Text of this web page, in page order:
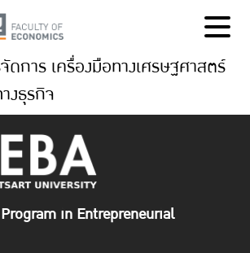
ดการ เครื่องมือทางเศรษฐศาสตร์
งธุรกิจ
in Entrepreneurial